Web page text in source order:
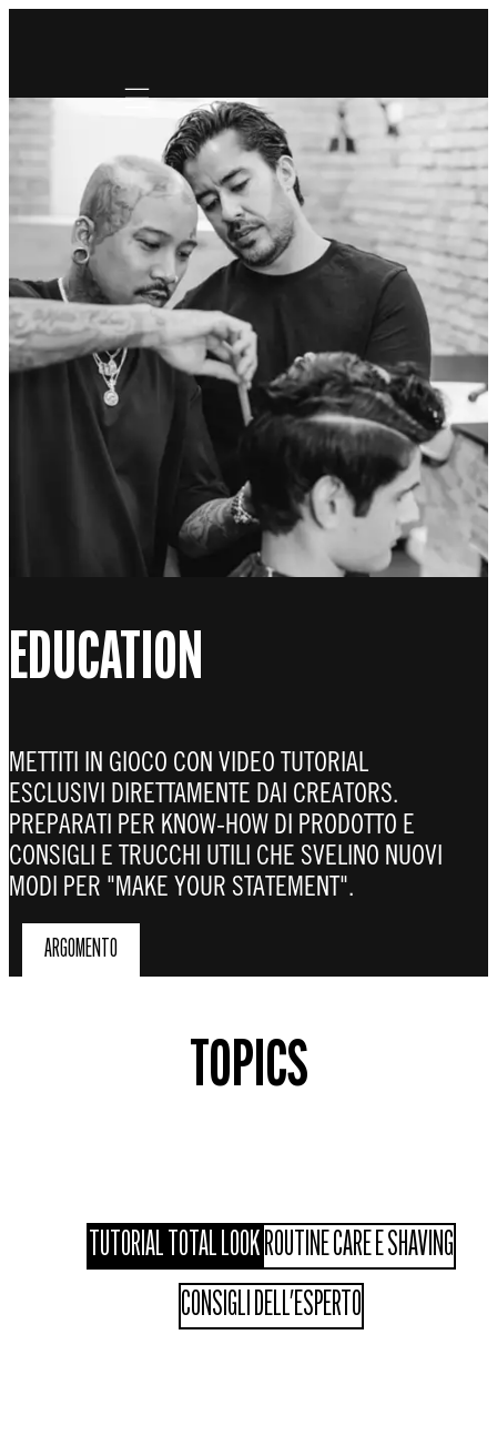
Mobile navigation
EDUCATION
METTITI IN GIOCO CON VIDEO TUTORIAL
ESCLUSIVI DIRETTAMENTE DAI CREATORS.
PREPARATI PER KNOW-HOW DI PRODOTTO E
CONSIGLI E TRUCCHI UTILI CHE SVELINO NUOVI
MODI PER "MAKE YOUR STATEMENT".
ARGOMENTO
TOPICS
TUTORIAL TOTAL LOOKROUTINE CARE E SHAVING
CONSIGLI DELL'ESPERTO